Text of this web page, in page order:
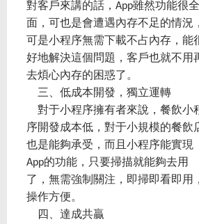
對客戶來講的話，App雖然功能很全
面，可也是會遭遇內存不足的情況，
可是小程序無需下載不占內存，能
好地解決這個問題，客戶也就不用
去煩心內存的困惑了。
三、低成本開發，獨立運轉
對于小程序擁有者來說，餐飲小
序開發成本低，對于小規模的餐飲
也是能夠承受，而且小程序能實現
App的功能，只要掃描就能夠去用
了，無需強制關注，即掃即看即用，
操作方便。
四、達成共贏